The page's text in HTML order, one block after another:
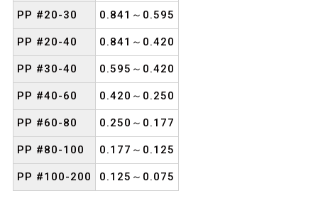
PP #20-30 0.841～0.595
PP #20-40 0.841～0.420
PP #30-40 0.595～0.420
PP #40-60 0.420～0.250
PP #60-80 0.250～0.177
PP #80-100 0.177～0.125
PP #100-200 0.125～0.075